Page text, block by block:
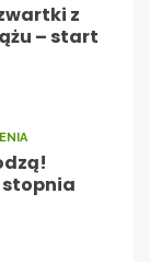
z
– start
stopnia